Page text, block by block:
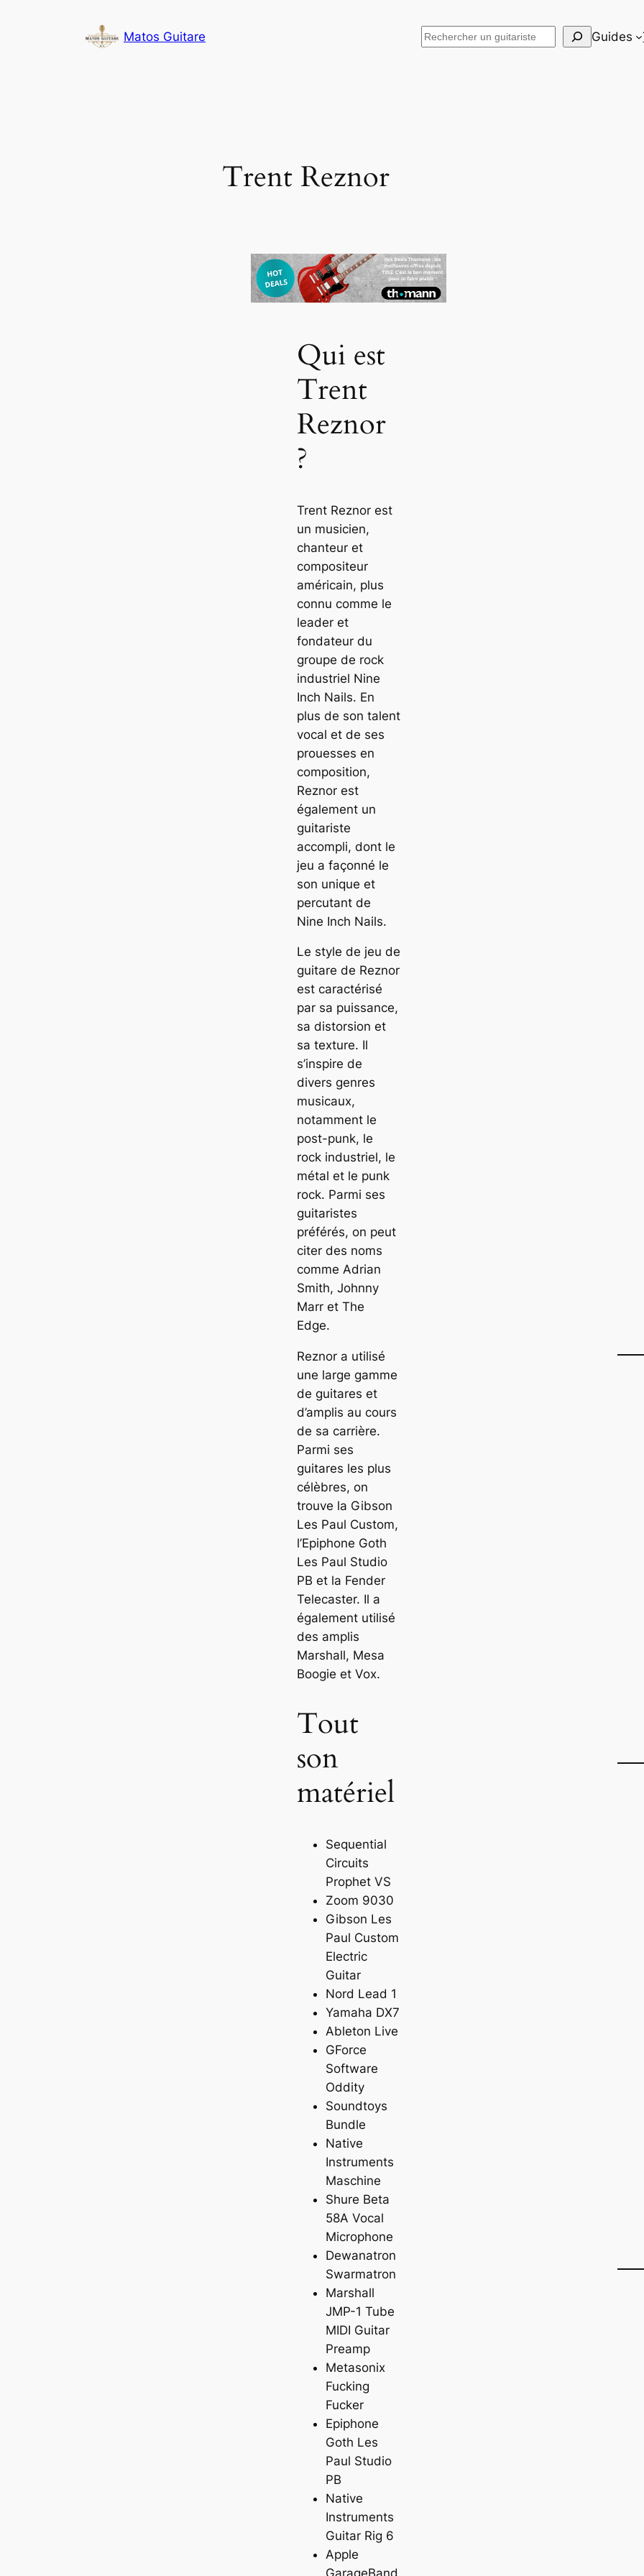
Matos Guitare Rechercher Guides
Trent Reznor
Qui est
Trent
Reznor
?
Trent Reznor est
un musicien,
chanteur et
compositeur
américain, plus
connu comme le
leader et
fondateur du
groupe de rock
industriel Nine
Inch Nails. En
plus de son talent
vocal et de ses
prouesses en
composition,
Reznor est
également un
guitariste
accompli, dont le
jeu a façonné le
son unique et
percutant de
Nine Inch Nails.
Le style de jeu de
guitare de Reznor
est caractérisé
par sa puissance,
sa distorsion et
sa texture. Il
s’inspire de
divers genres
musicaux,
notamment le
post-punk, le
rock industriel, le
métal et le punk
rock. Parmi ses
guitaristes
préférés, on peut
citer des noms
comme Adrian
Smith, Johnny
Marr et The
Edge.
Reznor a utilisé
une large gamme
de guitares et
d’amplis au cours
de sa carrière.
Parmi ses
guitares les plus
célèbres, on
trouve la Gibson
Les Paul Custom,
l’Epiphone Goth
Les Paul Studio
PB et la Fender
Telecaster. Il a
également utilisé
des amplis
Marshall, Mesa
Boogie et Vox.
Tout
son
matériel
Sequential
Circuits
Prophet VS
Zoom 9030
Gibson Les
Paul Custom
Electric
Guitar
Nord Lead 1
Yamaha DX7
Ableton Live
GForce
Software
Oddity
Soundtoys
Bundle
Native
Instruments
Maschine
Shure Beta
58A Vocal
Microphone
Dewanatron
Swarmatron
Marshall
JMP-1 Tube
MIDI Guitar
Preamp
Metasonix
Fucking
Fucker
Epiphone
Goth Les
Paul Studio
PB
Native
Instruments
Guitar Rig 6
Apple
GarageBand